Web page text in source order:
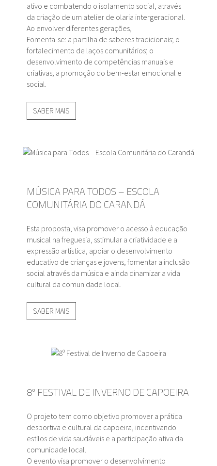
ativo e combatendo o isolamento social, através
da criação de um atelier de olaria intergeracional.
Ao envolver diferentes gerações,
Fomenta-se: a partilha de saberes tradicionais; o
fortalecimento de laços comunitários; o
desenvolvimento de competências manuais e
criativas; a promoção do bem-estar emocional e
social.
SABER MAIS
MÚSICA PARA TODOS – ESCOLA
COMUNITÁRIA DO CARANDÁ
Esta proposta, visa promover o acesso à educação
musical na freguesia, sstimular a criatividade e a
expressão artística, apoiar o desenvolvimento
educativo de crianças e jovens, fomentar a inclusão
social através da música e ainda dinamizar a vida
cultural da comunidade local.
SABER MAIS
8º FESTIVAL DE INVERNO DE CAPOEIRA
O projeto tem como objetivo promover a prática
desportiva e cultural da capoeira, incentivando
estilos de vida saudáveis e a participação ativa da
comunidade local.
O evento visa promover o desenvolvimento